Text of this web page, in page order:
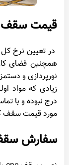
قیمت
در تعیین نرخ کل
همچنین فضای
نورپردازی و
زیادی که مواد
درج نبوده و با
مورد قیمت سقف
سفارش سقف